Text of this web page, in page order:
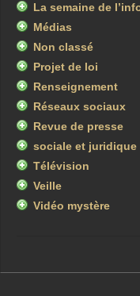
La semaine de
Médias
Non classé
Projet de loi
Renseignement
Réseaux sociaux
Revue de presse
sociale et juridique
Télévision
Veille
Vidéo mystère